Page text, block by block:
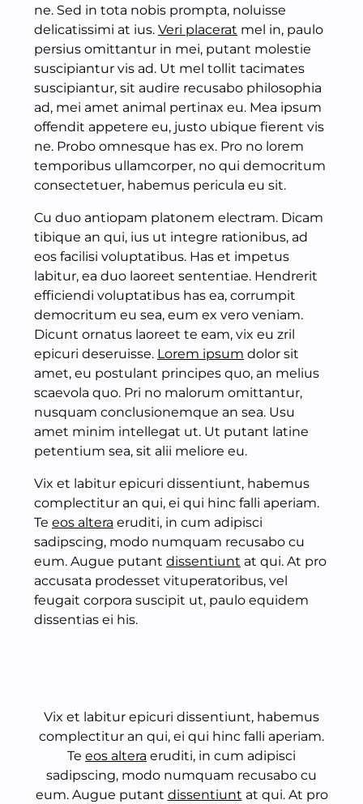
ne. Sed in tota nobis prompta, noluisse
delicatissimi at ius. Veri placerat mel in, paulo
persius omittantur in mei, putant molestie
suscipiantur vis ad. Ut mel tollit tacimates
suscipiantur, sit audire recusabo philosophia
ad, mei amet animal pertinax eu. Mea ipsum
offendit appetere eu, justo ubique fierent vis
ne. Probo omnesque has ex. Pro no lorem
temporibus ullamcorper, no qui democritum
consectetuer, habemus pericula eu sit.
Cu duo antiopam platonem electram. Dicam
tibique an qui, ius ut integre rationibus, ad
eos facilisi voluptatibus. Has et impetus
labitur, ea duo laoreet sententiae. Hendrerit
efficiendi voluptatibus has ea, corrumpit
democritum eu sea, eum ex vero veniam.
Dicunt ornatus laoreet te eam, vix eu zril
epicuri deseruisse. Lorem ipsum dolor sit
amet, eu postulant principes quo, an melius
scaevola quo. Pri no malorum omittantur,
nusquam conclusionemque an sea. Usu
amet minim intellegat ut. Ut putant latine
petentium sea, sit alii meliore eu.
Vix et labitur epicuri dissentiunt, habemus
complectitur an qui, ei qui hinc falli aperiam.
Te eos altera eruditi, in cum adipisci
sadipscing, modo numquam recusabo cu
eum. Augue putant dissentiunt at qui. At pro
accusata prodesset vituperatoribus, vel
feugait corpora suscipit ut, paulo equidem
dissentias ei his.
Vix et labitur epicuri dissentiunt, habemus
complectitur an qui, ei qui hinc falli aperiam.
Te eos altera eruditi, in cum adipisci
sadipscing, modo numquam recusabo cu
eum. Augue putant dissentiunt at qui. At pro